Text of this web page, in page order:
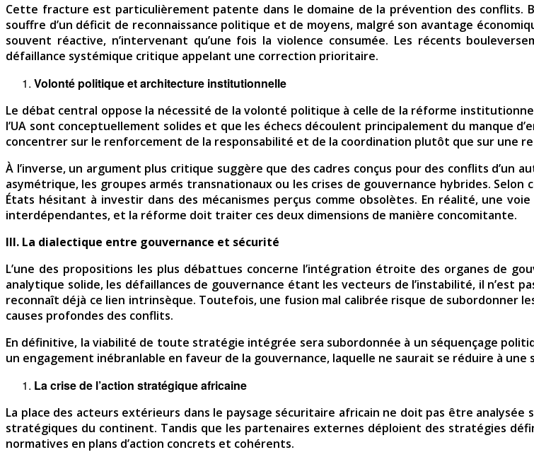
Cette fracture est particulièrement patente dans le domaine de la prévention des conflits.
souffre d’un déficit de reconnaissance politique et de moyens, malgré son avantage
souvent réactive, n’intervenant qu’une fois la violence consumée. Les récents
défaillance systémique critique appelant une correction prioritaire.
Volonté politique et architecture institutionnelle
Le débat central oppose la nécessité de la volonté politique à celle de la réforme
l’UA sont conceptuellement solides et que les échecs découlent principalement du manque
concentrer sur le renforcement de la responsabilité et de la coordination plutôt que sur une
À l’inverse, un argument plus critique suggère que des cadres conçus pour des conflits d’un
asymétrique, les groupes armés transnationaux ou les crises de gouvernance hybrides.
États hésitant à investir dans des mécanismes perçus comme obsolètes. En réalité, une
interdépendantes, et la réforme doit traiter ces deux dimensions de manière concomitante.
III. La dialectique entre gouvernance et sécurité
L’une des propositions les plus débattues concerne l’intégration étroite des organes de
analytique solide, les défaillances de gouvernance étant les vecteurs de l’instabilité, il n’est
reconnaît déjà ce lien intrinsèque. Toutefois, une fusion mal calibrée risque de subordonner
causes profondes des conflits.
En définitive, la viabilité de toute stratégie intégrée sera subordonnée à un séquençage
un engagement inébranlable en faveur de la gouvernance, laquelle ne saurait se réduire à une
La crise de l’action stratégique africaine
La place des acteurs extérieurs dans le paysage sécuritaire africain ne doit pas être analysée
stratégiques du continent. Tandis que les partenaires externes déploient des stratégies
normatives en plans d’action concrets et cohérents.